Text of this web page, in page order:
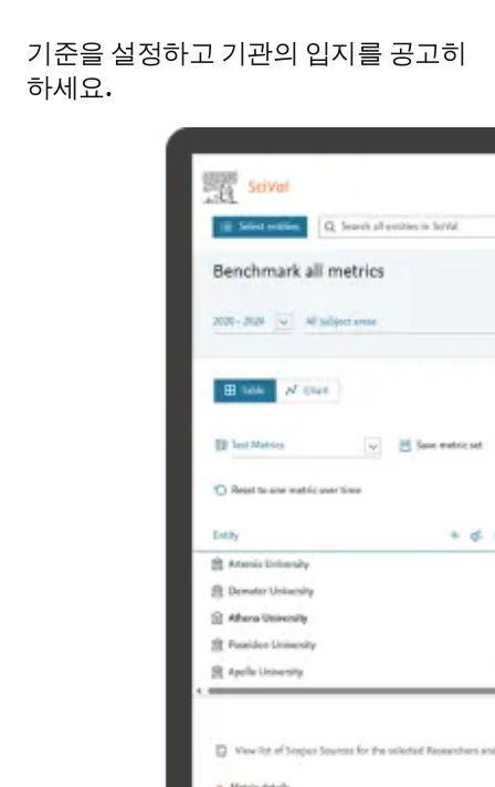
기준을 설정하고 기관의 입지를 공고히
하세요.